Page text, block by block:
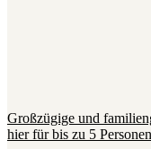
Großzügige und
hier für bis zu 5